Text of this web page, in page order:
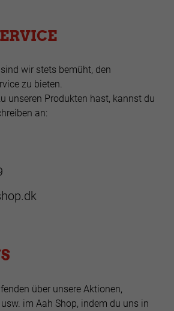
wir stets bemüht, den
zu bieten.
unseren Produkten hast, kannst du
an:
über unsere Aktionen,
im Aah Shop, indem du uns in